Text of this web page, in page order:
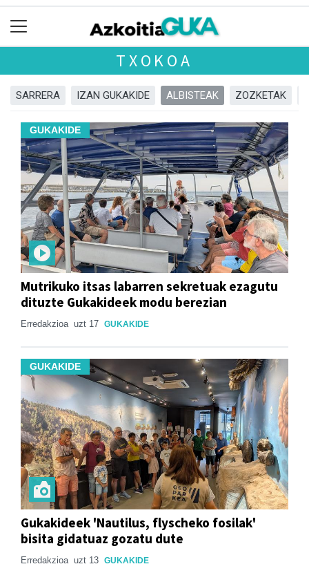
TXOKOA
SARRERA IZAN GUKAKIDE ALBISTEAK ZOZKETAK
GUKAKIDE
Mutrikuko itsas labarren sekretuak ezagutu
dituzte Gukakideek modu berezian
Erredakzioa uzt 17 GUKAKIDE
GUKAKIDE
Gukakideek 'Nautilus, flyscheko fosilak'
bisita gidatuaz gozatu dute
Erredakzioa uzt 13 GUKAKIDE